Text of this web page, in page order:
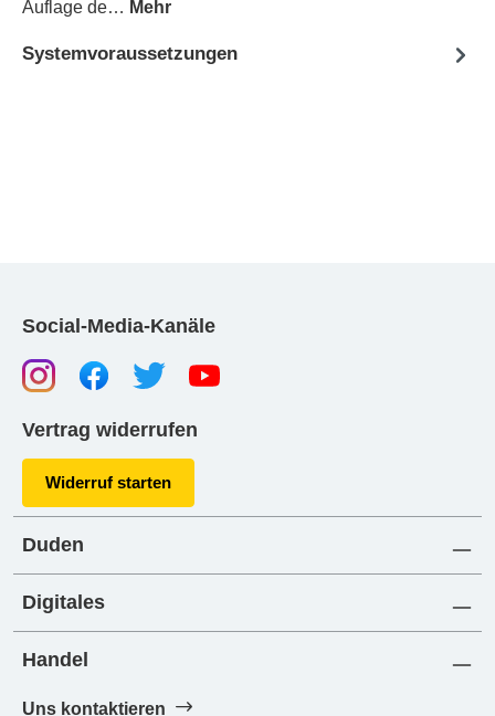
Auflage de… Mehr
Systemvoraussetzungen
Social-Media-Kanäle
Vertrag widerrufen
Widerruf starten
Duden
Digitales
Handel
Uns kontaktieren